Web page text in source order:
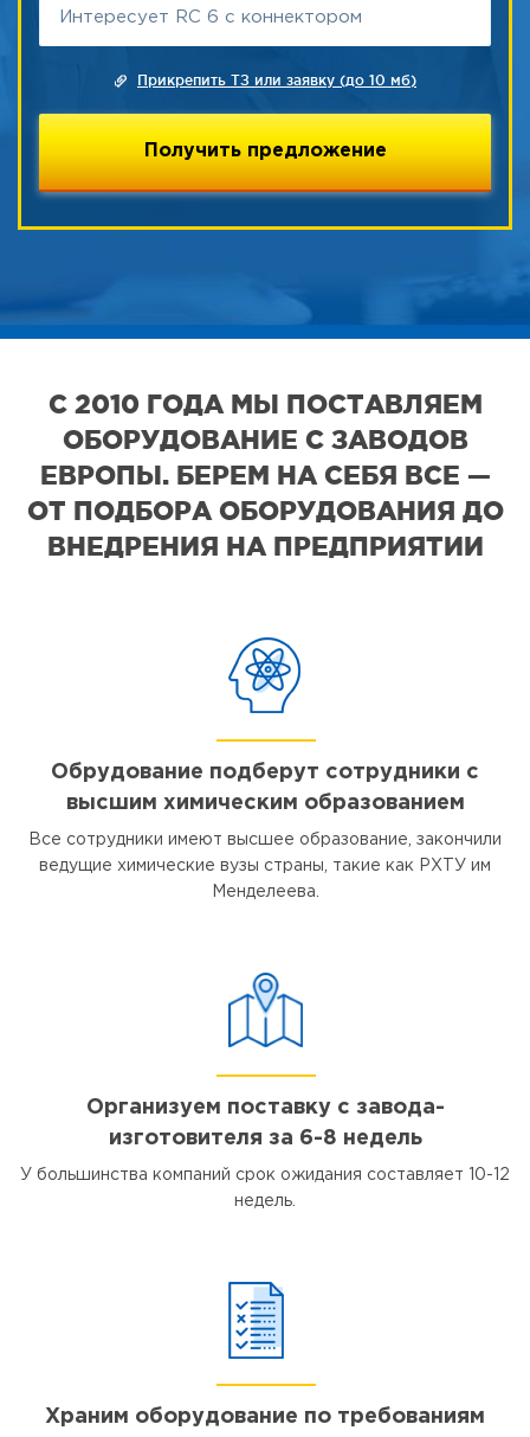
Прикрепить ТЗ или заявку (до 10 мб)
С 2010 ГОДА МЫ ПОСТАВЛЯЕМ
ОБОРУДОВАНИЕ С ЗАВОДОВ
ЕВРОПЫ. БЕРЕМ НА СЕБЯ ВСЕ —
ОТ ПОДБОРА ОБОРУДОВАНИЯ ДО
ВНЕДРЕНИЯ НА ПРЕДПРИЯТИИ
Обрудование подберут сотрудники с
высшим химическим образованием
Все сотрудники имеют высшее образование, закончили
ведущие химические вузы страны, такие как РХТУ им
Менделеева.
Организуем поставку с завода-
изготовителя за 6-8 недель
У большинства компаний срок ожидания составляет 10-12
недель.
Храним оборудование по требованиям